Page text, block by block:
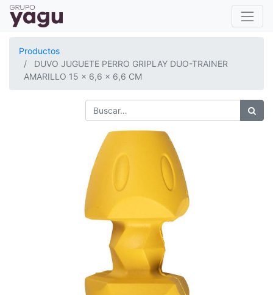
Productos
DUVO JUGUETE PERRO GRIPLAY DUO-TRAINER
AMARILLO 15 x 6,6 x 6,6 CM